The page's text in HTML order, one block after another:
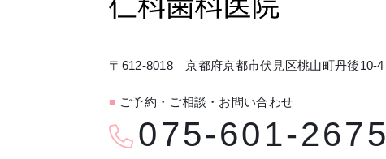
〒612-8018 京都府京都市伏見区桃山町丹後10-4
■ ご予約・ご相談・お問い合わせ
075-601-2675